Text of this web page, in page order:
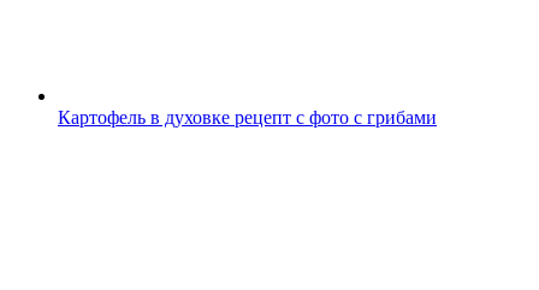
Картофель в духовке рецепт с фото с грибами